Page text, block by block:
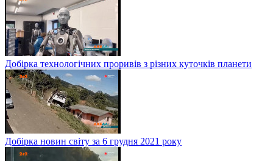
Добірка технологічних проривів з різних куточків планети
Добірка новин світу за 6 грудня 2021 року